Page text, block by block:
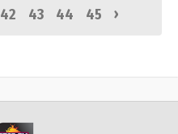
42 43 44 45 ›